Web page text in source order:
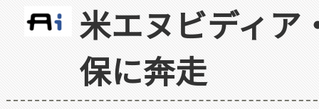
米エヌビディア
保に奔走